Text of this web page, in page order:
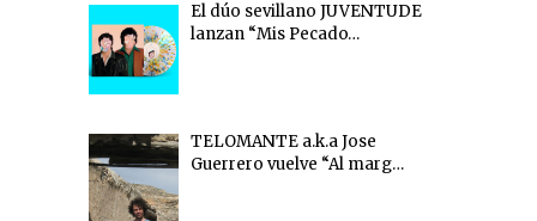
El dúo sevillano JUVENTUDE
lanzan “Mis Pecado…
TELOMANTE a.k.a Jose
Guerrero vuelve “Al marg…